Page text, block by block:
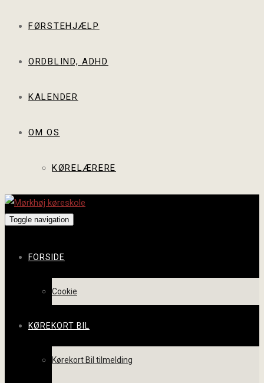
FØRSTEHJÆLP
ORDBLIND, ADHD
KALENDER
OM OS
KØRELÆRERE
Toggle navigation
FORSIDE
Cookie
KØREKORT BIL
Kørekort Bil tilmelding